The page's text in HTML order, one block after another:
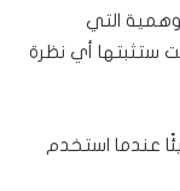
التي
ستثبتها أي نظرة
عندما استخدم